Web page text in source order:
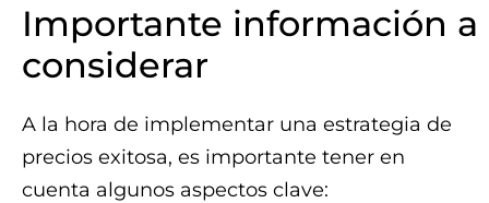
Importante información a
considerar
A la hora de implementar una estrategia de
precios exitosa, es importante tener en
cuenta algunos aspectos clave: